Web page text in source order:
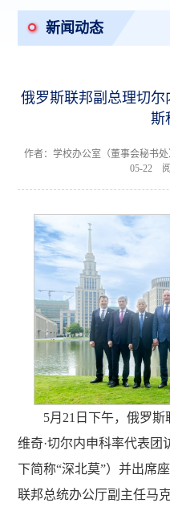
新闻动态
俄罗斯联邦副总理切
斯
作者：学校办公室（董事会秘书
05-22 阅
5月21日下午，俄罗
维奇·切尔内申科率代表团
下简称“深北莫”）并出席
联邦总统办公厅副主任马